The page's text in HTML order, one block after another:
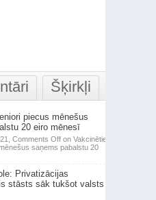
Šķirkļi
piecus mēnešus
20 eiro mēnesī
Comments Offon Vakcinētie
saņems pabalstu 20
Privatizācijas
stāsts sāk tukšot valsts